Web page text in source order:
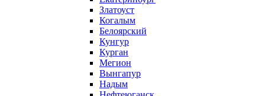
Златоуст
Когалым
Белоярский
Кунгур
Курган
Мегион
Вынгапур
Надым